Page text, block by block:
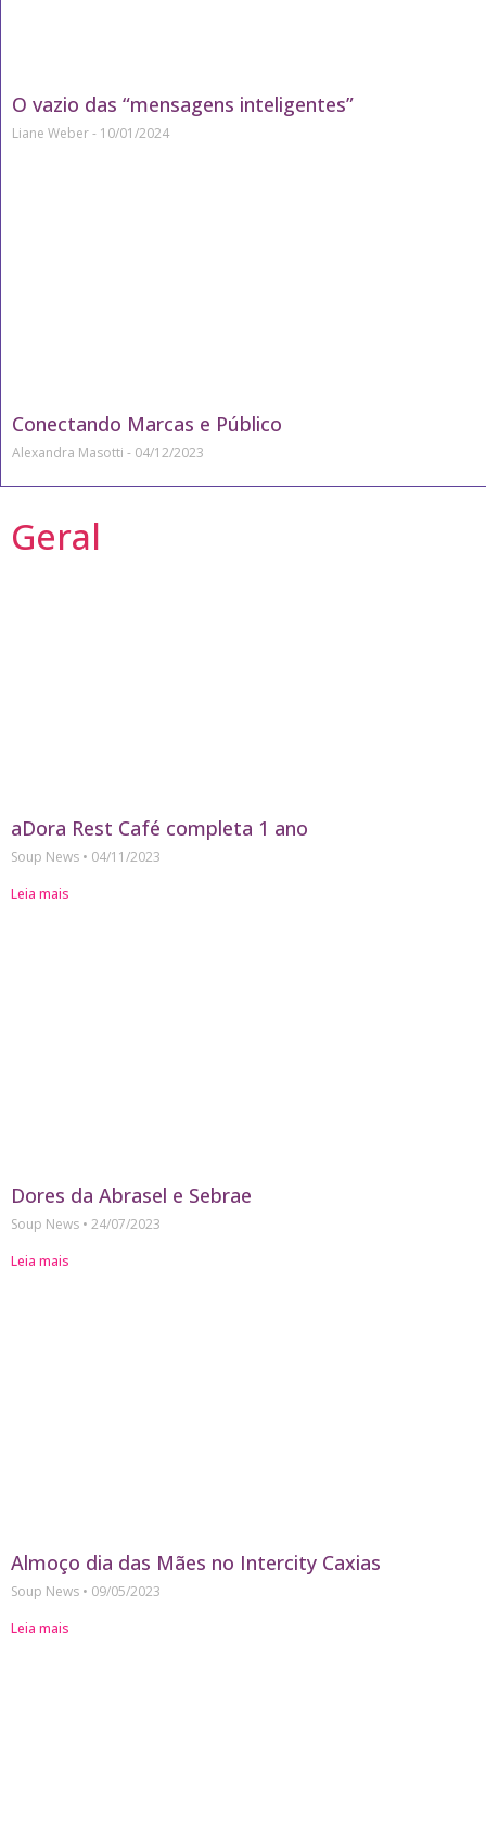
O vazio das “mensagens inteligentes”
Liane Weber 10/01/2024
Conectando Marcas e Público
Alexandra Masotti 04/12/2023
Geral
aDora Rest Café completa 1 ano
Soup News
04/11/2023
Leia mais
Dores da Abrasel e Sebrae
Soup News
24/07/2023
Leia mais
Almoço dia das Mães no Intercity Caxias
Soup News
09/05/2023
Leia mais